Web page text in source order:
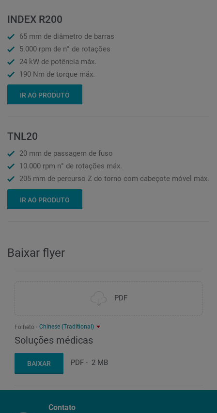
INDEX R200
65 mm de diâmetro de barras
5.000 rpm de n° de rotações
24 kW de potência máx.
190 Nm de torque máx.
IR AO PRODUTO
TNL20
20 mm de passagem de fuso
10.000 rpm n° de rotações máx.
205 mm de percurso Z do torno com cabeçote móvel máx.
IR AO PRODUTO
Baixar flyer
PDF
Folheto Chinese (Traditional)
Soluções médicas
BAIXAR PDF - 2 MB
Contato